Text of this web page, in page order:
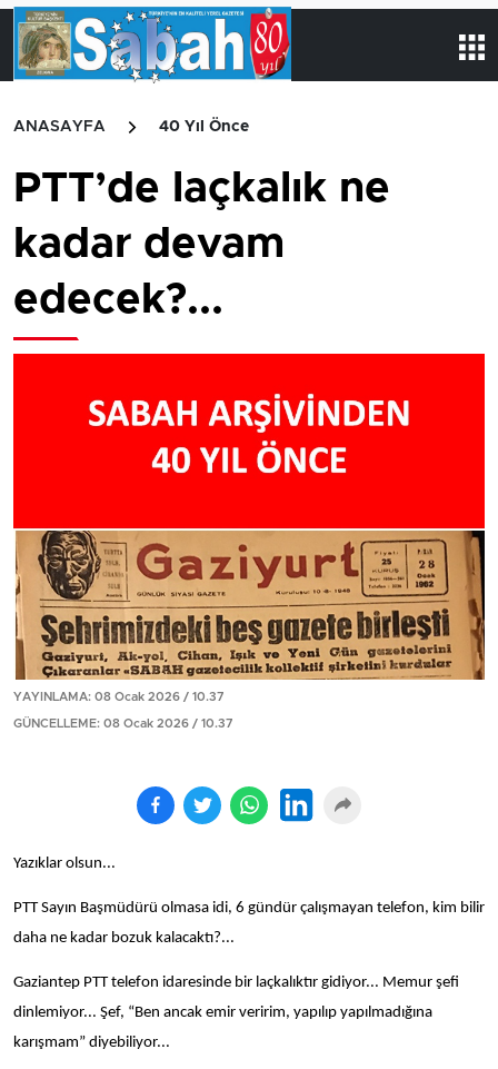
ANASAYFA 40 Yıl Önce
PTT’de laçkalık ne
kadar devam
edecek?...
YAYINLAMA: 08 Ocak 2026 / 10.37
GÜNCELLEME: 08 Ocak 2026 / 10.37
Yazıklar olsun...
PTT Sayın Başmüdürü olmasa idi, 6 gündür çalışmayan telefon, kim bilir
daha ne kadar bozuk kalacaktı?...
Gaziantep PTT telefon idaresinde bir laçkalıktır gidiyor... Memur şefi
dinlemiyor... Şef, “Ben ancak emir veririm, yapılıp yapılmadığına
karışmam” diyebiliyor...